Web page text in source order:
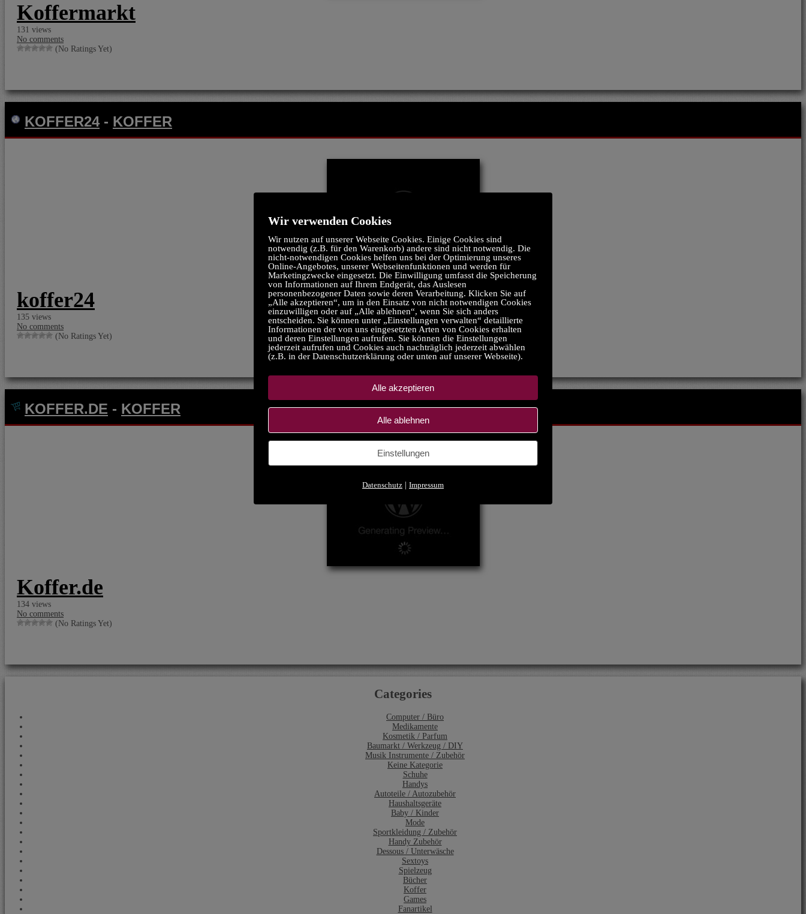
Koffermarkt
131 views
No comments
(No Ratings Yet)
KOFFER24- KOFFER
koffer24
135 views
No comments
(No Ratings Yet)
KOFFER.DE - KOFFER
Koffer.de
134 views
No comments
(No Ratings Yet)
Categories
Computer / Büro
Medikamente
Kosmetik / Parfum
Baumarkt / Werkzeug / DIY
Musik Instrumente / Zubehör
Keine Kategorie
Schuhe
Handys
Autoteile / Autozubehör
Haushaltsgeräte
Baby / Kinder
Mode
Sportkleidung / Zubehör
Handy Zubehör
Dessous / Unterwäsche
Sextoys
Spielzeug
Bücher
Koffer
Games
Fanartikel
Wir verwenden Cookies
Wir nutzen auf unserer Webseite Cookies. Einige Cookies sind
notwendig (z.B. für den Warenkorb) andere sind nicht notwendig. Die
nicht-notwendigen Cookies helfen uns bei der Optimierung unseres
Online-Angebotes, unserer Webseitenfunktionen und werden für
Marketingzwecke eingesetzt. Die Einwilligung umfasst die Speicherung
von Informationen auf Ihrem Endgerät, das Auslesen
personenbezogener Daten sowie deren Verarbeitung. Klicken Sie auf
„Alle akzeptieren“, um in den Einsatz von nicht notwendigen Cookies
einzuwilligen oder auf „Alle ablehnen“, wenn Sie sich anders
entscheiden. Sie können unter „Einstellungen verwalten“ detaillierte
Informationen der von uns eingesetzten Arten von Cookies erhalten
und deren Einstellungen aufrufen. Sie können die Einstellungen
jederzeit aufrufen und Cookies auch nachträglich jederzeit abwählen
(z.B. in der Datenschutzerklärung oder unten auf unserer Webseite).
Alle akzeptieren
Alle ablehnen
Einstellungen
Datenschutz Impressum